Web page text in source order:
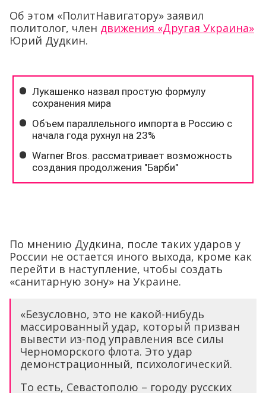
Об этом «ПолитНавигатору» заявил
политолог, член движения «Другая Украина»
Юрий Дудкин.
По мнению Дудкина, после таких ударов у
России не остается иного выхода, кроме как
перейти в наступление, чтобы создать
«санитарную зону» на Украине.
«Безусловно, это не какой-нибудь
массированный удар, который призван
вывести из-под управления все силы
Черноморского флота. Это удар
демонстрационный, психологический.
То есть, Севастополю – городу русских